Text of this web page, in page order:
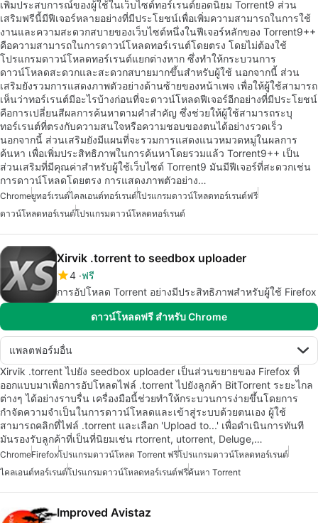
เพิ่มประสบการณ์ของผู้ใช้ในเว็บไซต์ทอร์เรนต์ยอดนิยม Torrent9 ส่วน
เสริมฟรีนี้มีฟีเจอร์หลายอย่างที่มีประโยชน์เพื่อเพิ่มความสามารถในการใช้
งานและความสะดวกสบายของเว็บไซต์หนึ่งในฟีเจอร์หลักของ Torrent9++
คือความสามารถในการดาวน์โหลดทอร์เรนต์โดยตรง โดยไม่ต้องใช้
โปรแกรมดาวน์โหลดทอร์เรนต์แยกต่างหาก ซึ่งทำให้กระบวนการ
ดาวน์โหลดสะดวกและสะดวกสบายมากขึ้นสำหรับผู้ใช้ นอกจากนี้ ส่วน
เสริมยังรวมการแสดงภาพตัวอย่างด้านซ้ายของหน้าเพจ เพื่อให้ผู้ใช้สามารถ
เห็นว่าทอร์เรนต์มีอะไรบ้างก่อนที่จะดาวน์โหลดฟีเจอร์อีกอย่างที่มีประโยชน์
คือการเปลี่ยนสีผลการค้นหาตามคำสำคัญ ซึ่งช่วยให้ผู้ใช้สามารถระบุ
ทอร์เรนต์ที่ตรงกับความสนใจหรือความชอบของตนได้อย่างรวดเร็ว
นอกจากนี้ ส่วนเสริมยังมีแผนที่จะรวมการแสดงแนวหมวดหมู่ในผลการ
ค้นหา เพื่อเพิ่มประสิทธิภาพในการค้นหาโดยรวมแล้ว Torrent9++ เป็น
ส่วนเสริมที่มีคุณค่าสำหรับผู้ใช้เว็บไซต์ Torrent9 มันมีฟีเจอร์ที่สะดวกเช่น
การดาวน์โหลดโดยตรง การแสดงภาพตัวอย่าง…
Chromeยูทอร์เรนต์ไคลเอนต์ทอร์เรนต์โปรแกรมดาวน์โหลดทอร์เรนต์ฟรี
ดาวน์โหลดทอร์เรนต์โปรแกรมดาวน์โหลดทอร์เรนต์
Xirvik .torrent to seedbox uploader
4 ฟรี
การอัปโหลด Torrent อย่างมีประสิทธิภาพสำหรับผู้ใช้ Firefox
ดาวน์โหลดฟรี สำหรับ Chrome
แพลตฟอร์มอื่น
Xirvik .torrent ไปยัง seedbox uploader เป็นส่วนขยายของ Firefox ที่
ออกแบบมาเพื่อการอัปโหลดไฟล์ .torrent ไปยังลูกค้า BitTorrent ระยะไกล
ต่างๆ ได้อย่างราบรื่น เครื่องมือนี้ช่วยทำให้กระบวนการง่ายขึ้นโดยการ
กำจัดความจำเป็นในการดาวน์โหลดและเข้าสู่ระบบด้วยตนเอง ผู้ใช้
สามารถคลิกที่ไฟล์ .torrent และเลือก 'Upload to...' เพื่อดำเนินการทันที
มันรองรับลูกค้าที่เป็นที่นิยมเช่น rtorrent, utorrent, Deluge,…
ChromeFirefoxโปรแกรมดาวน์โหลด Torrent ฟรีโปรแกรมดาวน์โหลดทอร์เรนต์
ไคลเอนต์ทอร์เรนต์โปรแกรมดาวน์โหลดทอร์เรนต์ฟรีค้นหา Torrent
Improved Avistaz